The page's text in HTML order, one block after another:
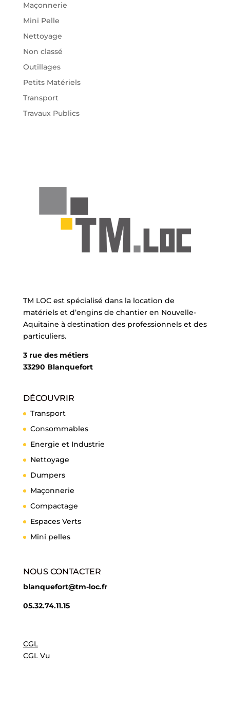
Maçonnerie
Mini Pelle
Nettoyage
Non classé
Outillages
Petits Matériels
Transport
Travaux Publics
TM LOC est spécialisé dans la location de
matériels et d’engins de chantier en Nouvelle-
Aquitaine à destination des professionnels et des
particuliers.
3 rue des métiers
33290 Blanquefort
DÉCOUVRIR
Transport
Consommables
Energie et Industrie
Nettoyage
Dumpers
Maçonnerie
Compactage
Espaces Verts
Mini pelles
NOUS CONTACTER
blanquefort@tm-loc.fr
05.32.74.11.15
CGL
CGL Vu